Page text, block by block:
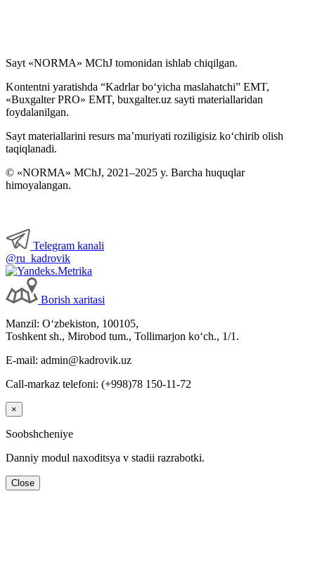
Sayt «NORMA» MChJ tomonidan ishlab chiqilgan.
Kontentni yaratishda “Kadrlar boʻyicha maslahatchi” EMT,
«Buxgalter PRO» EMT, buxgalter.uz sayti materiallaridan
foydalanilgan.
Sayt materiallarini resurs ma’muriyati roziligisiz koʻchirib olish
taqiqlanadi.
© «NORMA» MChJ, 2021–2025 y. Barcha huquqlar
himoyalangan.
Telegram kanali
@ru_kadrovik
Borish хaritasi
Manzil: Oʻzbekiston, 100105,
Toshkent sh., Mirobod tum., Tollimarjon koʻch., 1/1.
E-mail: admin@kadrovik.uz
Call-markaz telefoni: (+998)78 150-11-72
×
Soobshcheniye
Danniy modul naхoditsya v stadii razrabotki.
Close